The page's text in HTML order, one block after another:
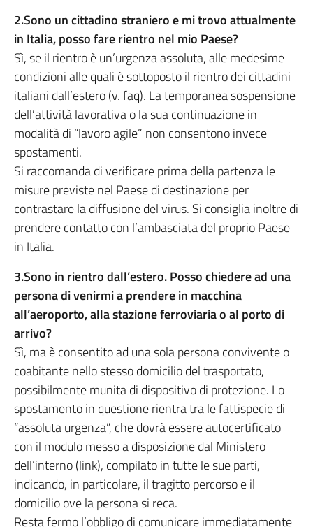
2.Sono un cittadino straniero e mi trovo attualmente
in Italia, posso fare rientro nel mio Paese?
Sì, se il rientro è un’urgenza assoluta, alle medesime
condizioni alle quali è sottoposto il rientro dei cittadini
italiani dall’estero (v. faq). La temporanea sospensione
dell’attività lavorativa o la sua continuazione in
modalità di “lavoro agile” non consentono invece
spostamenti.
Si raccomanda di verificare prima della partenza le
misure previste nel Paese di destinazione per
contrastare la diffusione del virus. Si consiglia inoltre di
prendere contatto con l’ambasciata del proprio Paese
in Italia.
3.Sono in rientro dall’estero. Posso chiedere ad una
persona di venirmi a prendere in macchina
all’aeroporto, alla stazione ferroviaria o al porto di
arrivo?
Sì, ma è consentito ad una sola persona convivente o
coabitante nello stesso domicilio del trasportato,
possibilmente munita di dispositivo di protezione. Lo
spostamento in questione rientra tra le fattispecie di
“assoluta urgenza”, che dovrà essere autocertificato
con il modulo messo a disposizione dal Ministero
dell’interno (link), compilato in tutte le sue parti,
indicando, in particolare, il tragitto percorso e il
domicilio ove la persona si reca.
Resta fermo l’obbligo di comunicare immediatamente